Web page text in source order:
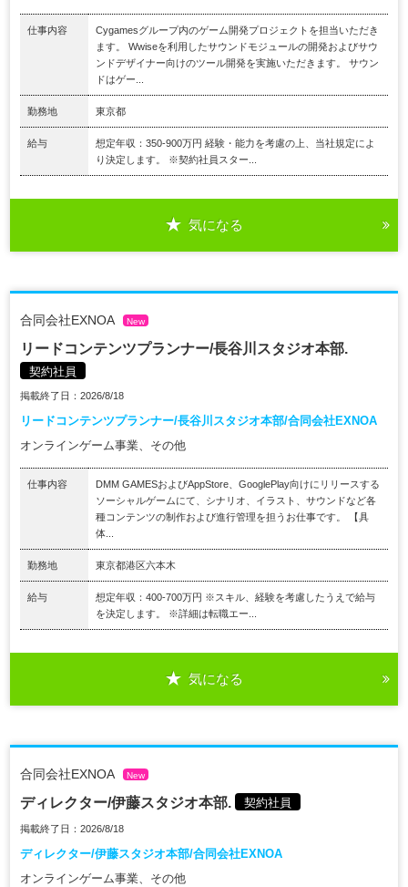
仕事内容
Cygamesグループ内のゲーム開発プロジェクトを担当いただき
ます。 Wwiseを利用したサウンドモジュールの開発およびサウ
ンドデザイナー向けのツール開発を実施いただきます。 サウン
ドはゲー...
勤務地 東京都
給与
想定年収：350-900万円 経験・能力を考慮の上、当社規定によ
り決定します。 ※契約社員スター...
気になる
合同会社EXNOA New
リードコンテンツプランナー/長谷川スタジオ本部.
契約社員
掲載終了日：2026/8/18
リードコンテンツプランナー/長谷川スタジオ本部/合同会社EXNOA
オンラインゲーム事業、その他
仕事内容
DMM GAMESおよびAppStore、GooglePlay向けにリリースする
ソーシャルゲームにて、シナリオ、イラスト、サウンドなど各
種コンテンツの制作および進行管理を担うお仕事です。 【具
体...
勤務地 東京都港区六本木
給与
想定年収：400-700万円 ※スキル、経験を考慮したうえで給与
を決定します。 ※詳細は転職エー...
気になる
合同会社EXNOA New
ディレクター/伊藤スタジオ本部. 契約社員
掲載終了日：2026/8/18
ディレクター/伊藤スタジオ本部/合同会社EXNOA
オンラインゲーム事業、その他